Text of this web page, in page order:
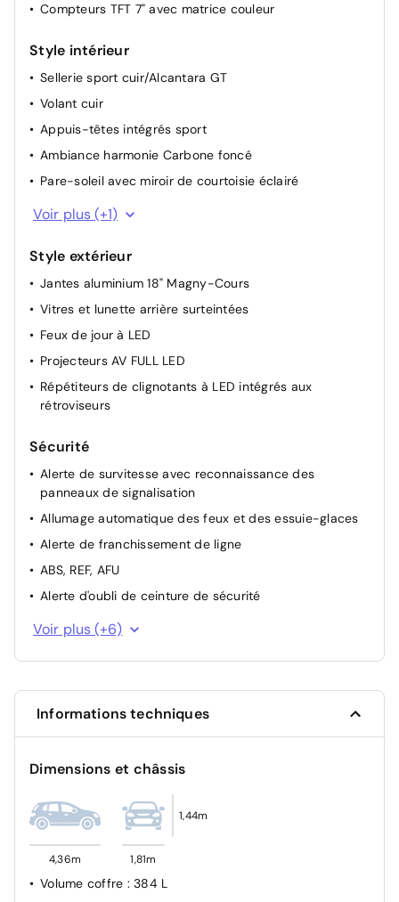
Indicateur de changement de vitesse
Banquette AR rabattable 1/3- 2/3 avec accoudoir
central
Ceintures de sécurité avant réglables en hauteur
Régulateur de vitesse adaptatif
Compteurs TFT 7" avec matrice couleur
Style intérieur
Sellerie sport cuir/Alcantara GT
Volant cuir
Appuis-têtes intégrés sport
Ambiance harmonie Carbone foncé
Pare-soleil avec miroir de courtoisie éclairé
Console centrale avec rangement sous accoudoir
Voir plus (+1)
Style extérieur
Jantes aluminium 18" Magny-Cours
Vitres et lunette arrière surteintées
Feux de jour à LED
Projecteurs AV FULL LED
Répétiteurs de clignotants à LED intégrés aux
rétroviseurs
Sécurité
Alerte de survitesse avec reconnaissance des
panneaux de signalisation
Allumage automatique des feux et des essuie-glaces
Alerte de franchissement de ligne
ABS, REF, AFU
Alerte d'oubli de ceinture de sécurité
Airbags frontaux et latéraux AV
Alerte Distance Sécurité
Voir plus (+6)
Informations techniques
Dimensions et châssis
4,36m 1,81m
1,44m
Volume coffre : 384 L